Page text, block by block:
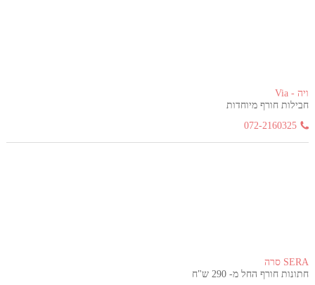
ויה - Via
חבילות חורף מיוחדות
072-2160325
SERA סרה
חתונות חורף החל מ- 290 ש"ח